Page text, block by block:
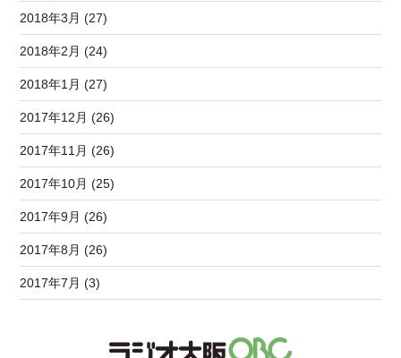
2018年3月 (27)
2018年2月 (24)
2018年1月 (27)
2017年12月 (26)
2017年11月 (26)
2017年10月 (25)
2017年9月 (26)
2017年8月 (26)
2017年7月 (3)